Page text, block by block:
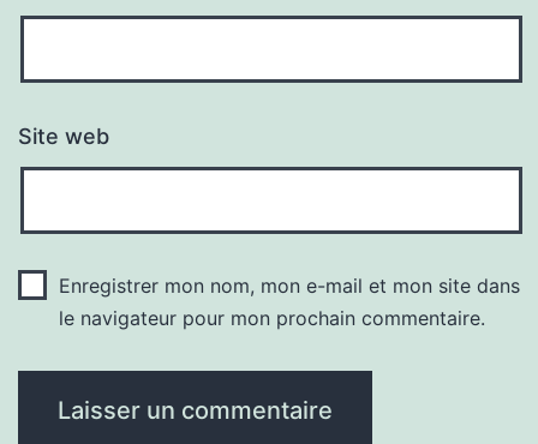
Site web
Enregistrer mon nom, mon e-mail et mon site dans
le navigateur pour mon prochain commentaire.